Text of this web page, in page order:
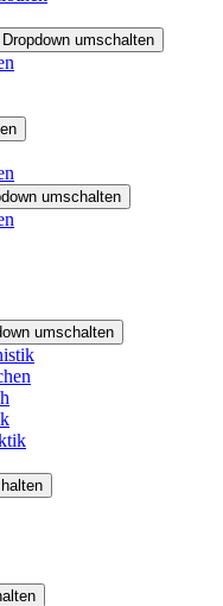
Dropdown umschalten
umschalten
umschalten